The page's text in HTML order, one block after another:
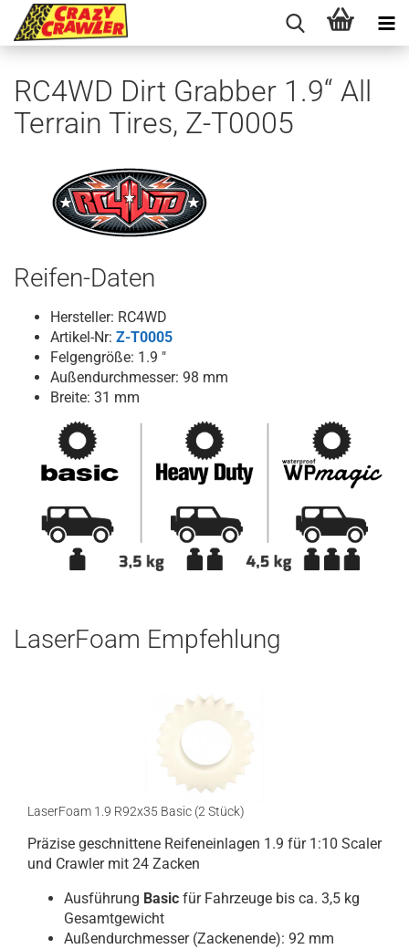
RC4WD Dirt Grabber 1.9“ All
Terrain Tires, Z-T0005
Reifen-Daten
Hersteller: RC4WD
Artikel-Nr: Z-T0005
Felgengröße: 1.9 "
Außendurchmesser: 98 mm
Breite: 31 mm
LaserFoam Empfehlung
LaserFoam 1.9 R92x35 Basic (2 Stück)
Präzise geschnittene Reifeneinlagen 1.9 für 1:10 Scaler
und Crawler mit 24 Zacken
Ausführung Basic für Fahrzeuge bis ca. 3,5 kg
Gesamtgewicht
Außendurchmesser (Zackenende): 92 mm